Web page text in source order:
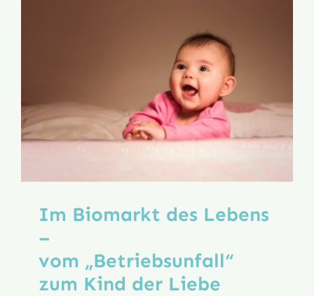
Im Biomarkt des Lebens
–
vom „Betriebsunfall“
zum Kind der Liebe